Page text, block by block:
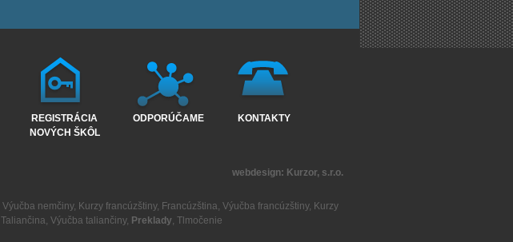
REGISTRÁCIA
NOVÝCH ŠKÔL
ODPORÚČAME KONTAKTY
webdesign: Kurzor, s.r.o.
Výučba nemčiny, Kurzy francúzštiny, Francúzština, Výučba francúzštiny, Kurzy
Taliančina, Výučba taliančiny, Preklady, Tlmočenie